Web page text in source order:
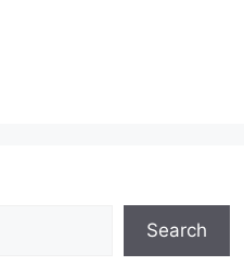
Search